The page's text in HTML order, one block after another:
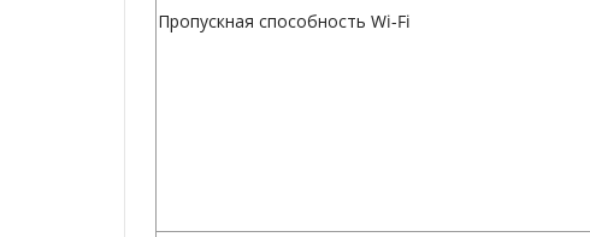
Пропускная способность Wi-Fi